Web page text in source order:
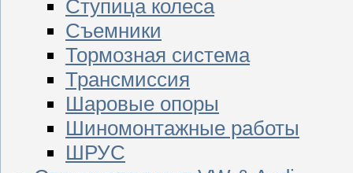
Ступица колеса
Съемники
Тормозная система
Трансмиссия
Шаровые опоры
Шиномонтажные работы
ШРУС